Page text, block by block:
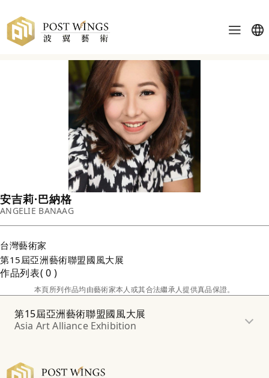
安吉莉·巴納格
ANGELIE BANAAG
台灣藝術家
第15屆亞洲藝術聯盟國風大展
作品列表 0
本頁所列作品均由藝術家本人或其合法繼承人提供真品保證。
第15屆亞洲藝術聯盟國風大展
Asia Art Alliance Exhibition